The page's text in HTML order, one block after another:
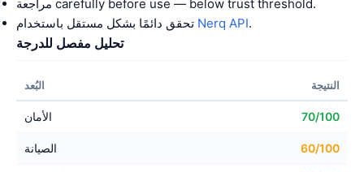
مراجعة carefully before use — below trust threshold.
Nerq API.
تحليل مفصل للدرجة
البُعد النتيجة
الأمان 70/100
الصيانة 60/100